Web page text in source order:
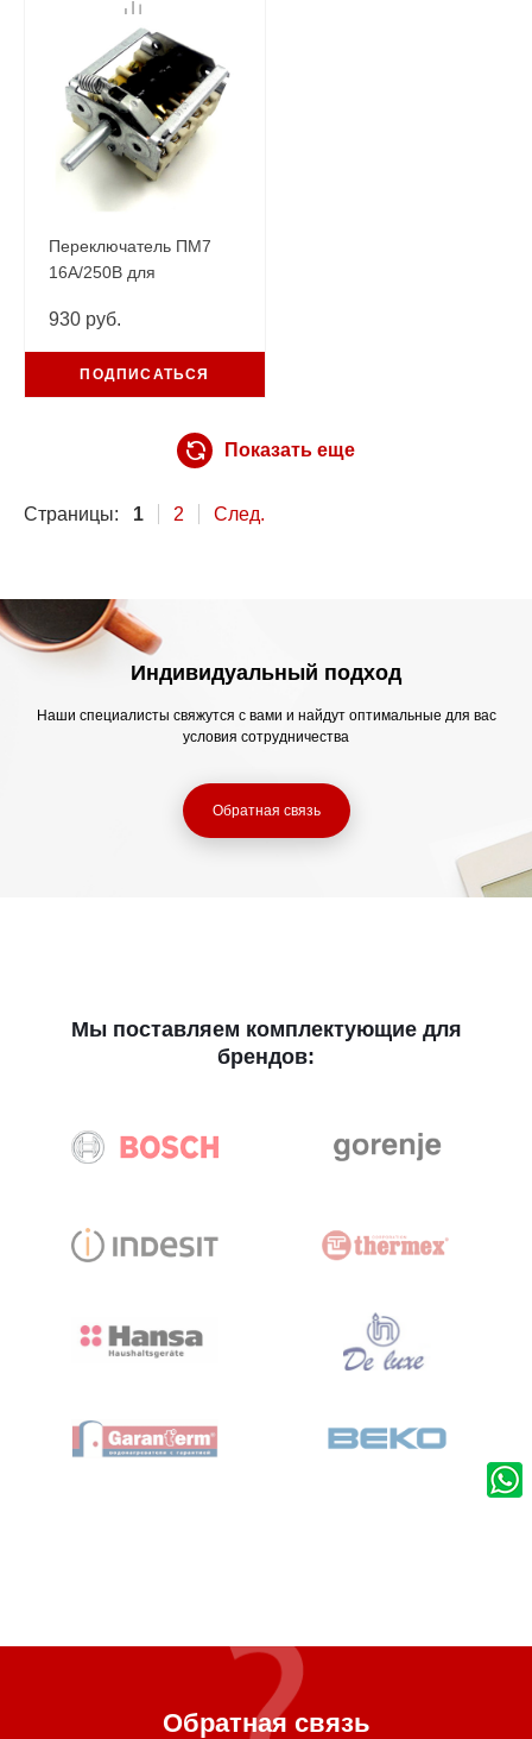
Переключатель ПМ7
16А/250В для
49.27215.746
930 руб.
ПОДПИСАТЬСЯ
Показать еще
Страницы: 1 2 След.
Индивидуальный подход
Наши специалисты свяжутся с вами и найдут оптимальные для вас
условия сотрудничества
Обратная связь
Мы поставляем комплектующие для
брендов:
Обратная связь